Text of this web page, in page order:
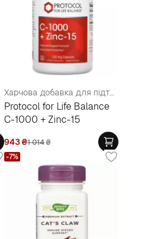
Харчова добавка для підтримки імунної системи "Вітамін С+Цинк-15" у вегетаріанських капсулах
Protocol for Life Balance
C-1000 + Zinc-15
943₴1 014₴
-7%